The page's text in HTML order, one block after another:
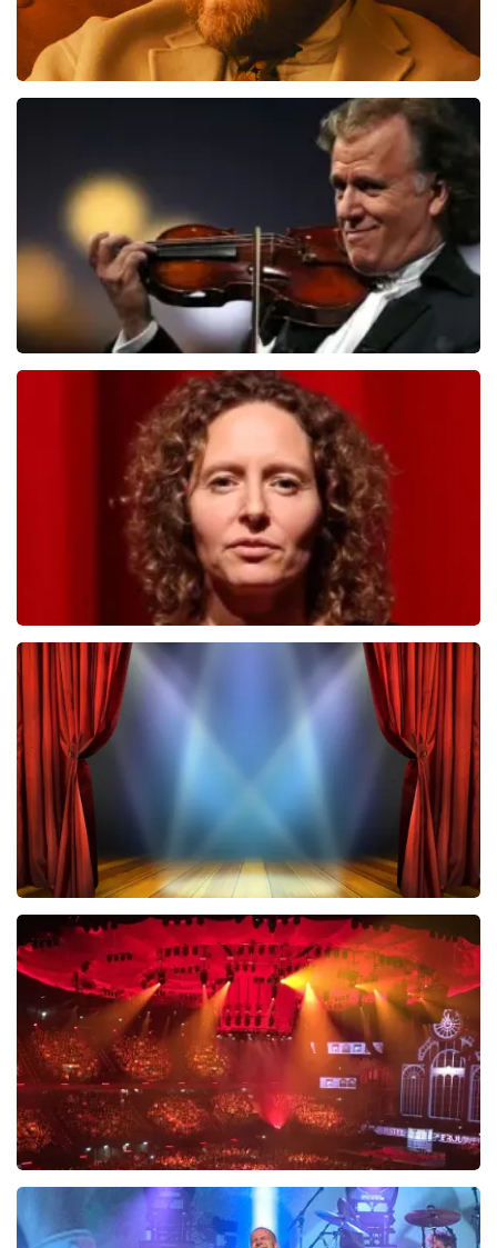
BESTEL NU
Andre Rieu
laatste 30 minuten
BESTEL NU
Esther van der Voort
742 laatste 30 minuten
BESTEL NU
40 45 De Musical
489laatste 30 minuten
BESTEL NU
Vrienden Van Amstel Live
438laatste 30 minuten